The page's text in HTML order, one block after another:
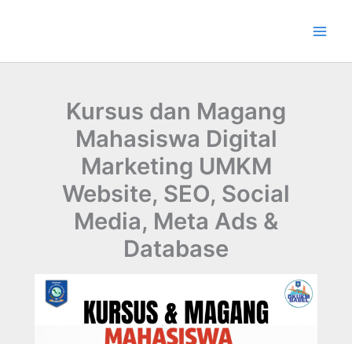
Kursus dan Magang
Mahasiswa Digital
Marketing UMKM
Website, SEO, Social
Media, Meta Ads &
Database